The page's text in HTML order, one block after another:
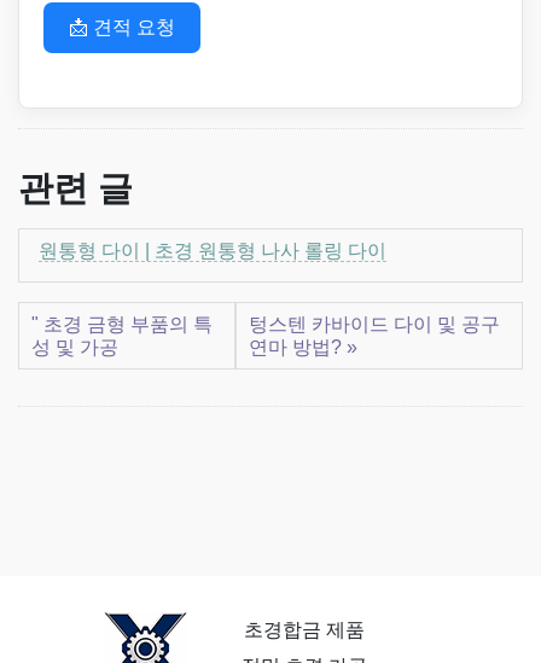
📩 견적 요청
관련 글
원통형 다이 | 초경 원통형 나사 롤링 다이
" 초경 금형 부품의 특
성 및 가공
텅스텐 카바이드 다이 및 공구
연마 방법? »
초경합금 제품